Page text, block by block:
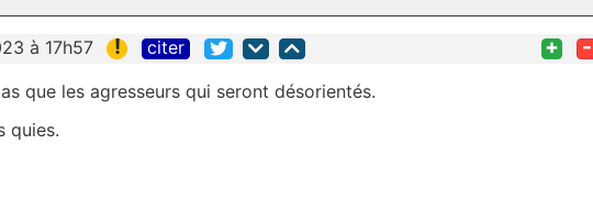
à 17h57 ! citer + -
que les agresseurs qui seront désorientés.
quies.